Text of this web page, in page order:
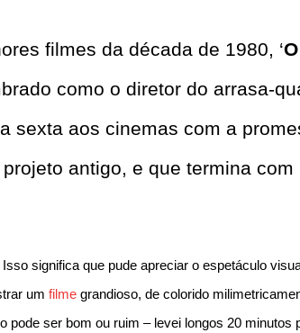
filmes da década de 1980, ‘
como o diretor do arrasa-
sexta aos cinemas com a
antigo, e que termina com
significa que pude apreciar o espetáculo
um filme grandioso, de colorido
pode ser bom ou ruim – levei longos 20 minutos